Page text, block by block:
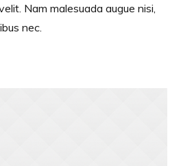
Nam malesuada augue nisi,
nec.